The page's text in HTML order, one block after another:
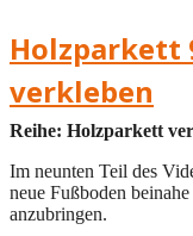
Holzparkett
verkleben
Reihe: Holzparkett
Im neunten Teil des
neue Fußboden
anzubringen.